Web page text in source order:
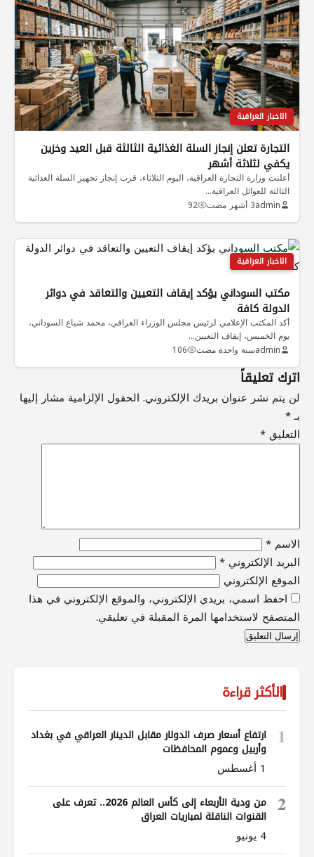
الاخبار العراقية
التجارة تعلن إنجاز السلة الغذائية الثالثة قبل العيد وخزين
يكفي لثلاثة أشهر
أعلنت وزارة التجارة العراقية، اليوم الثلاثاء، قرب إنجاز تجهيز السلة الغذائية
الثالثة للعوائل العراقية…
admin3 أشهر مضت 92
الاخبار العراقية
مكتب السوداني يؤكد إيقاف التعيين والتعاقد في دوائر
الدولة كافة
أكد المكتب الإعلامي لرئيس مجلس الوزراء العراقي، محمد شياع السوداني،
يوم الخميس، إيقاف التعيين…
adminسنة واحدة مضت 106
اترك تعليقاً
لن يتم نشر عنوان بريدك الإلكتروني. الحقول الإلزامية مشار إليها
بـ*
التعليق*
الاسم *
البريد الإلكتروني *
الموقع الإلكتروني
احفظ اسمي، بريدي الإلكتروني، والموقع الإلكتروني في هذا
المتصفح لاستخدامها المرة المقبلة في تعليقي.
الأكثر قراءة
1 ارتفاع أسعار صرف الدولار مقابل الدينار العراقي في بغداد
وأربيل وعموم المحافظات
1 أغسطس
2 من ودية الأربعاء إلى كأس العالم 2026.. تعرف على
القنوات الناقلة لمباريات العراق
4 يونيو